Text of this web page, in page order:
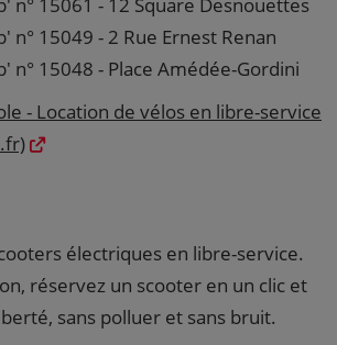
n° 15049 - 2 Rue Ernest Renan
n° 15048 - Place Amédée-Gordini
- Location de vélos en libre-service
électriques en libre-service.
réservez un scooter en un clic et
sans polluer et sans bruit.